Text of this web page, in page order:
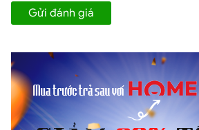
Cấu hình của iPhone 8 Hải Phòng
Gửi đánh giá